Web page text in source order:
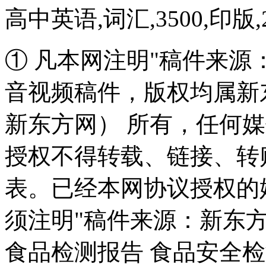
高中英语,词汇,3500,印版
① 凡本网注明"稿件来源
音视频稿件，版权均属
新东方网） 所有，任何
授权不得转载、链接、
表。已经本网协议授权
须注明"稿件来源：新东
食品检测报告 食品安全